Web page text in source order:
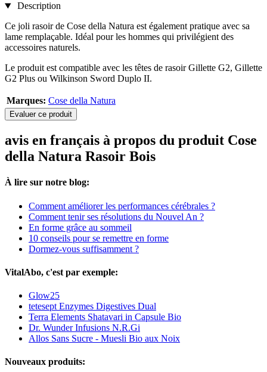
Description
Ce joli rasoir de Cose della Natura est également pratique avec sa
lame remplaçable. Idéal pour les hommes qui privilégient des
accessoires naturels.
Le produit est compatible avec les têtes de rasoir Gillette G2, Gillette
G2 Plus ou Wilkinson Sword Duplo II.
Marques: Cose della Natura
Evaluer ce produit
avis en français à propos du produit Cose
della Natura Rasoir Bois
À lire sur notre blog:
Comment améliorer les performances cérébrales ?
Comment tenir ses résolutions du Nouvel An ?
En forme grâce au sommeil
10 conseils pour se remettre en forme
Dormez-vous suffisamment ?
VitalAbo, c'est par exemple:
Glow25
tetesept Enzymes Digestives Dual
Terra Elements Shatavari in Capsule Bio
Dr. Wunder Infusions N.R.Gi
Allos Sans Sucre - Muesli Bio aux Noix
Nouveaux produits: